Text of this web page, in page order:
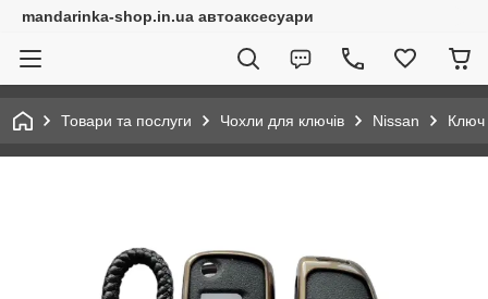
mandarinka-shop.in.ua автоаксесуари
Товари та послуги Чохли для ключів Nissan Ключ